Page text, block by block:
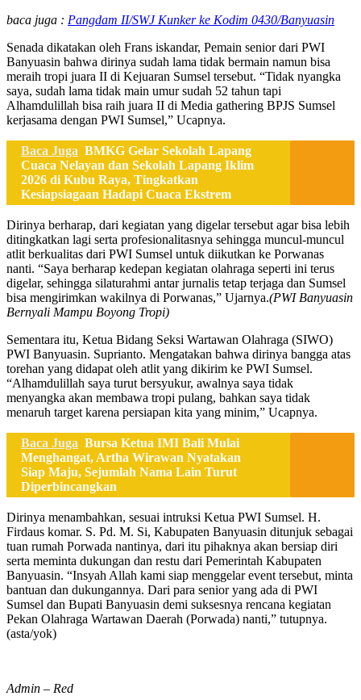
baca juga : Pangdam II/SWJ Kunker ke Kodim 0430/Banyuasin
Senada dikatakan oleh Frans iskandar, Pemain senior dari PWI
Banyuasin bahwa dirinya sudah lama tidak bermain namun bisa
meraih tropi juara II di Kejuaran Sumsel tersebut. “Tidak nyangka
saya, sudah lama tidak main umur sudah 52 tahun tapi
Alhamdulillah bisa raih juara II di Media gathering BPJS Sumsel
kerjasama dengan PWI Sumsel,” Ucapnya.
Baca Juga BMKG Gelar Sekolah Lapang
Cuaca Nelayan dan Sekolah Lapang Iklim
2026 di Kubu Raya, Tingkatkan
Kesiapsiagaan Hadapi Cuaca Ekstrem
Dirinya berharap, dari kegiatan yang digelar tersebut agar bisa lebih
ditingkatkan lagi serta profesionalitasnya sehingga muncul-muncul
atlit berkualitas dari PWI Sumsel untuk diikutkan ke Porwanas
nanti. “Saya berharap kedepan kegiatan olahraga seperti ini terus
digelar, sehingga silaturahmi antar jurnalis tetap terjaga dan Sumsel
bisa mengirimkan wakilnya di Porwanas,” Ujarnya.(PWI Banyuasin
Bernyali Mampu Boyong Tropi)
Sementara itu, Ketua Bidang Seksi Wartawan Olahraga (SIWO)
PWI Banyuasin. Suprianto. Mengatakan bahwa dirinya bangga atas
torehan yang didapat oleh atlit yang dikirim ke PWI Sumsel.
“Alhamdulillah saya turut bersyukur, awalnya saya tidak
menyangka akan membawa tropi pulang, bahkan saya tidak
menaruh target karena persiapan kita yang minim,” Ucapnya.
Baca Juga Bursa Ketua IMI Bali Mulai
Menghangat, Artha Wirawan Nyatakan
Siap Maju, Sejumlah Nama Lain Turut
Diperbincangkan
Dirinya menambahkan, sesuai intruksi Ketua PWI Sumsel. H.
Firdaus komar. S. Pd. M. Si, Kabupaten Banyuasin ditunjuk sebagai
tuan rumah Porwada nantinya, dari itu pihaknya akan bersiap diri
serta meminta dukungan dan restu dari Pemerintah Kabupaten
Banyuasin. “Insyah Allah kami siap menggelar event tersebut, minta
bantuan dan dukungannya. Dari para senior yang ada di PWI
Sumsel dan Bupati Banyuasin demi suksesnya rencana kegiatan
Pekan Olahraga Wartawan Daerah (Porwada) nanti,” tutupnya.
(asta/yok)
Admin – Red